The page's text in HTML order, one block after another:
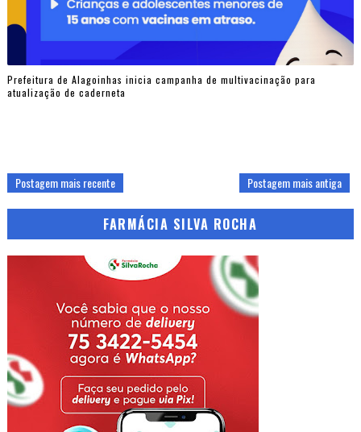
Prefeitura de Alagoinhas inicia campanha de multivacinação para
atualização de caderneta
Postagem mais recente Postagem mais antiga
FARMÁCIA SILVA ROCHA